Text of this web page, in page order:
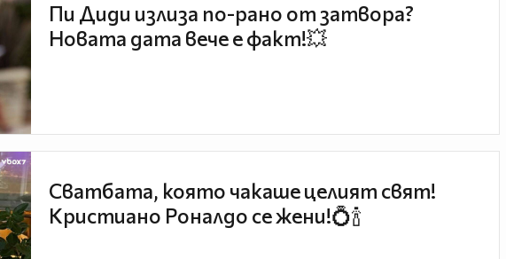
Пи Диди излиза по-рано от затвора?
Новата дата вече е факт!💥
Сватбата, която чакаше целият свят!
Кристиано Роналдо се жени!💍🍾